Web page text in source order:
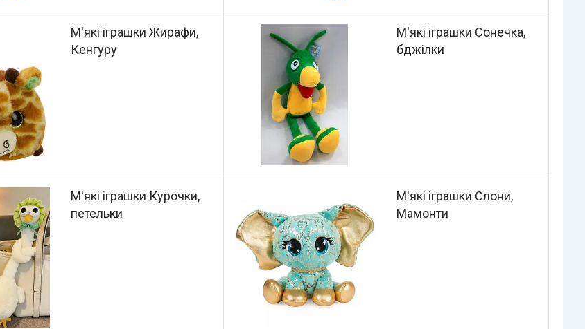
М'які іграшки Жирафи,
Кенгуру
М'які іграшки Сонечка,
бджілки
М'які іграшки Курочки,
петельки
М'які іграшки Слони,
Мамонти